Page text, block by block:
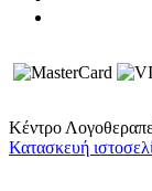
Κέντρο
Κατασκευή